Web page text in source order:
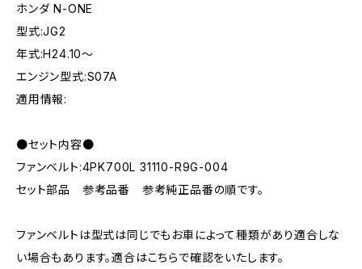
ホンダ N-ONE
型式:JG2
年式:H24.10～
エンジン型式:S07A
適用情報:
●セット内容●
ファンベルト:4PK700L 31110-R9G-004
セット部品 参考品番 参考純正品番の順です。
ファンベルトは型式は同じでもお車によって種類があり適合しな
い場合もあります。適合はこちらで確認をいたします。